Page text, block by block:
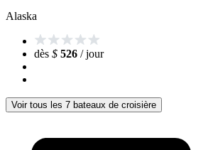
Alaska
dès $ 526 / jour
Voir tous les 7 bateaux de croisière